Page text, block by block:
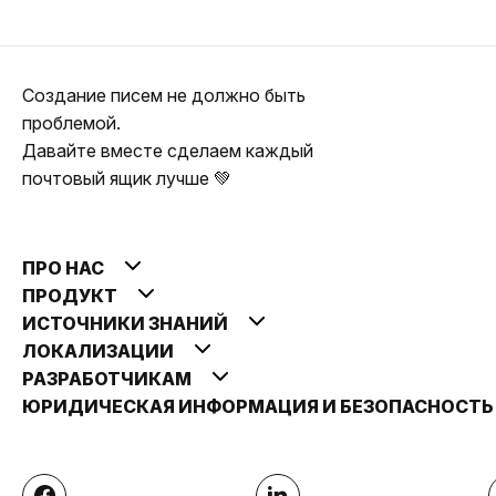
Создание писем не должно быть
проблемой.
Давайте вместе сделаем каждый
почтовый ящик лучше 💚
ПРО НАС
ПРОДУКТ
ИСТОЧНИКИ ЗНАНИЙ
ЛОКАЛИЗАЦИИ
РАЗРАБОТЧИКАМ
ЮРИДИЧЕСКАЯ ИНФОРМАЦИЯ И БЕЗОПАСНОСТЬ